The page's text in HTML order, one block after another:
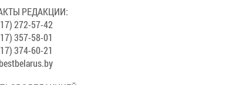
РЕДАКЦИИ:
272-57-42
357-58-01
374-60-21